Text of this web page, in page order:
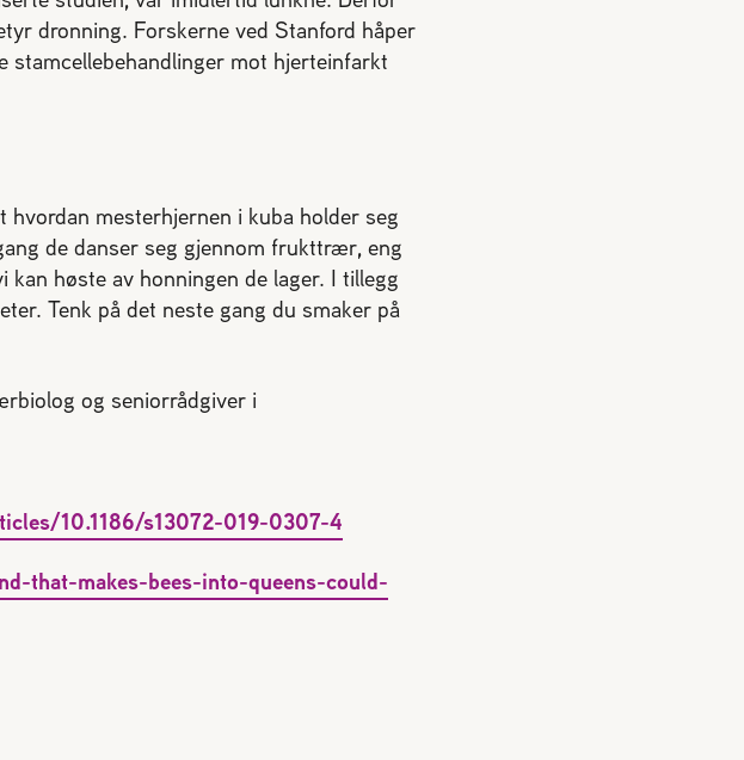
dronning. Forskerne ved Stanford håper
mot hjerteinfarkt
mesterhjernen i kuba holder seg
de danser seg gjennom frukttrær, eng
høste av honningen de lager. I tillegg
Tenk på det neste gang du smaker på
og seniorrådgiver i
10.1186/s13072-019-0307-4
that-makes-bees-into-queens-could-